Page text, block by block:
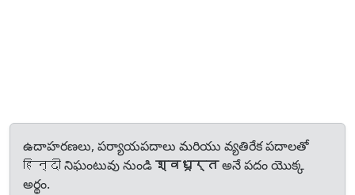
ఉదాహరణలు, పర్యాయపదాలు మరియు వ్యతిరేక పదాలతో
हिन्दी నిఘంటువు నుండిश्वधूर्तఅనే పదం యొక్క
అర్థం.